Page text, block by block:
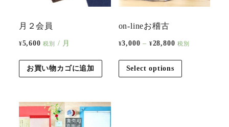
月２会員
¥5,600 税別 / 月
お買い物カゴに追加
on-lineお稽古
¥3,000 – ¥28,800 税別
Select options